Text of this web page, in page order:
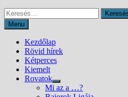
Keresés:
Menu
Kezdőlap
Rövid hírek
Kétperces
Kiemelt
Rovatok
Show
sub
Mi az a …?